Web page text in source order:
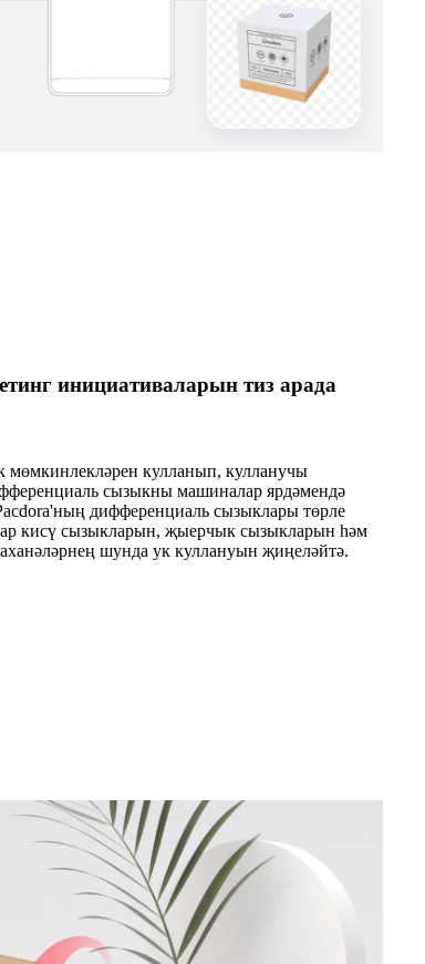
инициативаларын тиз арада
мөмкинлекләрен кулланып, кулланучы
сызыкны машиналар ярдәмендә
дифференциаль сызыклары төрле
кисү сызыкларын, җыерчык сызыкларын һәм
шунда ук куллануын җиңеләйтә.